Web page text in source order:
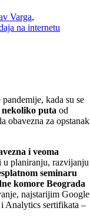
Varga,
na internetu
kada su se
puta od
obavezna za opstanak
i veoma
u planiranju, razvijanju
seminaru
komore Beograda
najstarijim Google
Analytics sertifikata –